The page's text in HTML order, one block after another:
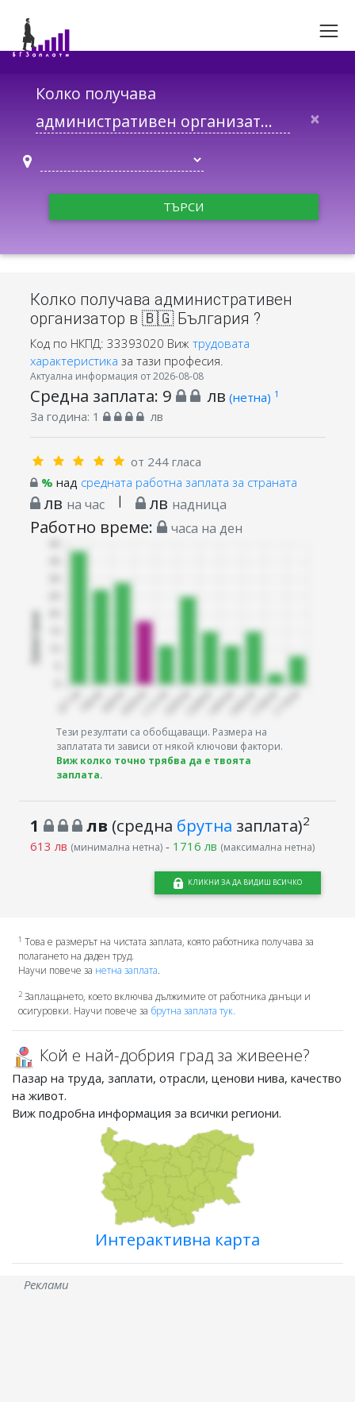
Колко получава
×
ТЪРСИ
Колко получава административен
организатор в 🇧🇬 България ?
Код по НКПД: 33393020 Виж трудовата
характеристика за тази професия.
Актуална информация от 2026-08-08
Средна заплата: 9 лв (нетна) 1
За година: 1 лв
от 244 гласа
% над средната работна заплата за страната
лв на час | лв надница
Работно време: часа на ден
Тези резултати са обобщаващи. Размера на
заплатата ти зависи от някой ключови фактори.
Виж колко точно трябва да е твоята
заплата.
1 лв (средна брутна заплата)2
613 лв (минимална нетна)- 1716 лв (максимална нетна)
КЛИКНИ ЗА ДА ВИДИШ ВСИЧКО
1 Това е размерът на чистата заплата, която работника получава за
полагането на даден труд.
Научи повече за нетна заплата.
2Заплащането, което включва дължимите от работника данъци и
осигуровки. Научи повече за брутна заплата тук.
Кой е най-добрия град за живеене?
Пазар на труда, заплати, отрасли, ценови нива, качество
на живот.
Виж подробна информация за всички региони.
Интерактивна карта
Реклами